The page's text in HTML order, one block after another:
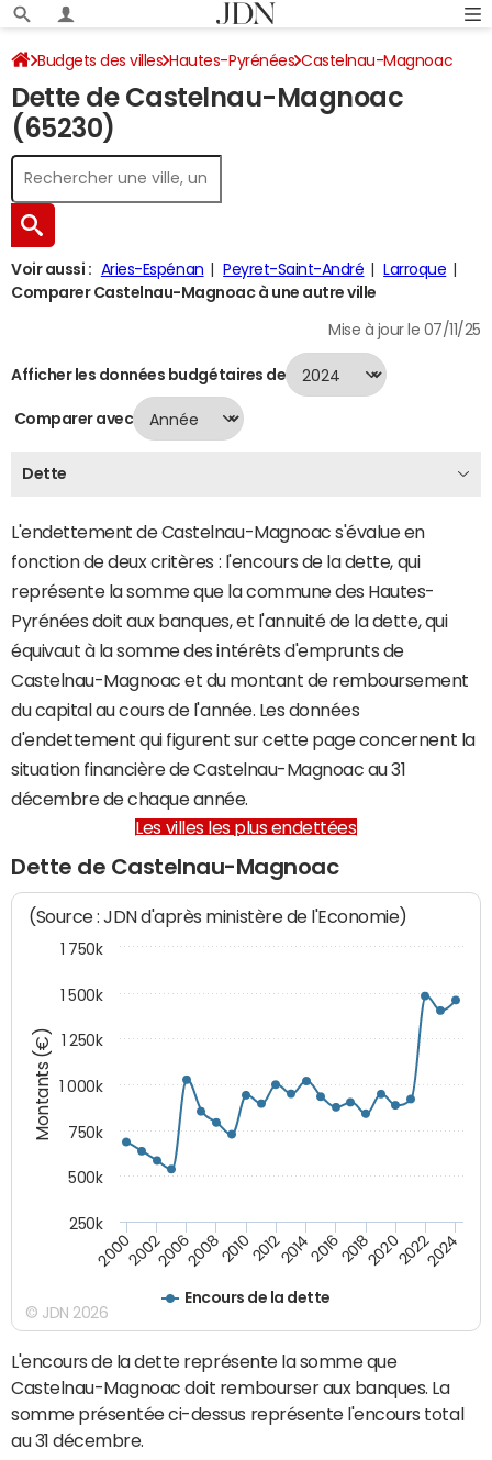
Budgets des villes Hautes-Pyrénées Castelnau-Magnoac
Dette au 31/12/2024
Dette de Castelnau-Magnoac
(65230)
Voir aussi : Aries-Espénan Peyret-Saint-André
Larroque
Comparer Castelnau-Magnoac à une autre ville
Mise à jour le 07/11/25
Afficher les données budgétaires de
Comparer avec
Dette
L'endettement de Castelnau-Magnoac s'évalue en
fonction de deux critères : l'encours de la dette, qui
représente la somme que la commune des Hautes-
Pyrénées doit aux banques, et l'annuité de la dette, qui
équivaut à la somme des intérêts d'emprunts de
Castelnau-Magnoac et du montant de remboursement
du capital au cours de l'année. Les données
d'endettement qui figurent sur cette page concernent la
situation financière de Castelnau-Magnoac au 31
décembre de chaque année.
Les villes les plus endettées
Dette de Castelnau-Magnoac
Montants (€)
(Source : JDN d'après ministère de l'Economie)
Encours de la dette
200020022006200820102012201420162018202020222024
250k
500k
750k
1 000k
1 250k
1 500k
1 750k
© JDN 2026
L'encours de la dette représente la somme que
Castelnau-Magnoac doit rembourser aux banques. La
somme présentée ci-dessus représente l'encours total
au 31 décembre.